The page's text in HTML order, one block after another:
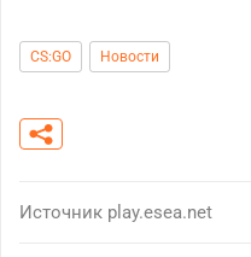
CS:GO Новости
Источник play.esea.net